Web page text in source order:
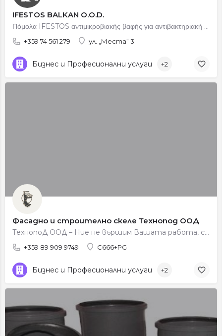
IFESTOS BALKAN O.O.D.
Πόμολα IFESTOS αντιμικροβιακής βαφής για αντιβακτηριακή προστασία
+359 74 561 279 ул. „Места“ 3
Бизнес и Професионални услуги +2
Фасадно и строително скеле Технопод ООД
ТехнопоД ООД – Ние не вършим Вашата работа, само се грижим за успешния Ви бизнес! ТехнопоД ООД - повече от 20…
+359 89 909 9749 C666+PG
Бизнес и Професионални услуги +2